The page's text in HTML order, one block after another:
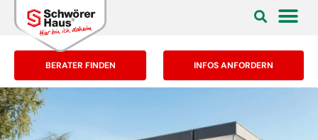
BERATER FINDEN INFOS ANFORDERN